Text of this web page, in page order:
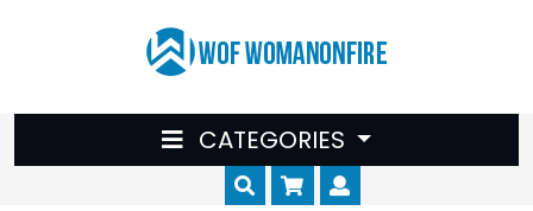
CATEGORIES
Cart